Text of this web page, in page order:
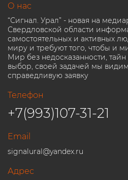
О нас
“Сигнал. Урал” - новая на
Свердловской области
самостоятельных и активных
миру и требуют того, чтобы и
Мир без недосказанности,
выбор, своей задачей мы
справедливую заявку
Телефон
+7(993)107-31-21
Email
signalural@yandex.ru
Адрес